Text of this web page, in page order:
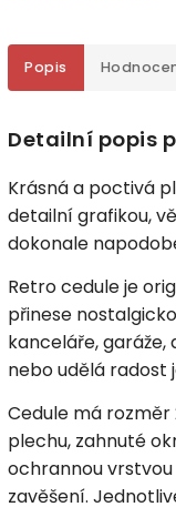
Popis
Detailní popis
Krásná a poctivá
detailní grafikou,
dokonale
Retro cedule je
přinese
kanceláře,
nebo udělá radost
Cedule má rozměr
plechu, zahnuté
ochrannou
zavěšení.